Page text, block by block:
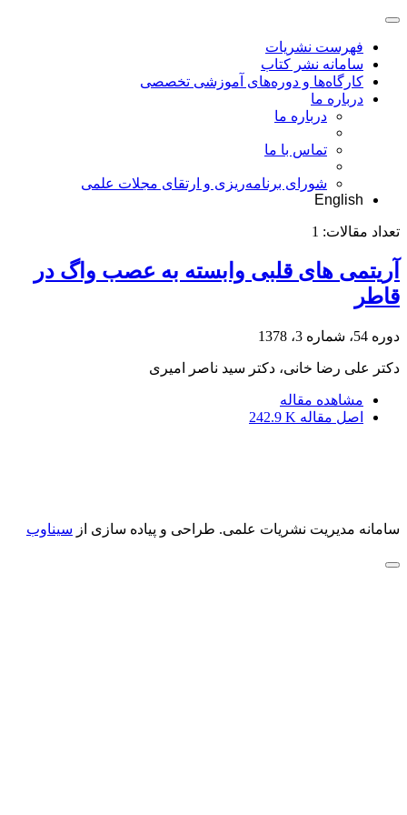
فهرست نشریات
سامانه نشر کتاب
کارگاه‌ها و دوره‌های آموزشی تخصصی
درباره ما
درباره ما
تماس با ما
شورای برنامه‌ریزی و ارتقای مجلات علمی
English
تعداد مقالات: 1
آریتمی های قلبی وابسته به عصب واگ در
قاطر
دوره 54، شماره 3، 1378
دکتر علی رضا خانی، دکتر سید ناصر امیری
مشاهده مقاله
اصل مقاله 242.9 K
سامانه مدیریت نشریات علمی. طراحی و پیاده سازی از سیناوب